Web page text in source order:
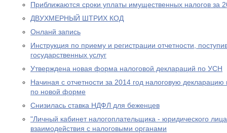
Приближаются сроки уплаты имущественных налогов за
ДВУХМЕРНЫЙ ШТРИХ КОД
Онланй запись
Инструкция по приему и регистрации отчетности,
государственных услуг
Утверждена новая форма налоговой деклараций по УСН
Начиная с отчетности за 2014 год налоговую
по новой форме
Снизилась ставка НДФЛ для беженцев
"Личный кабинет налогоплательщика - юридического
взаимодействия с налоговыми органами